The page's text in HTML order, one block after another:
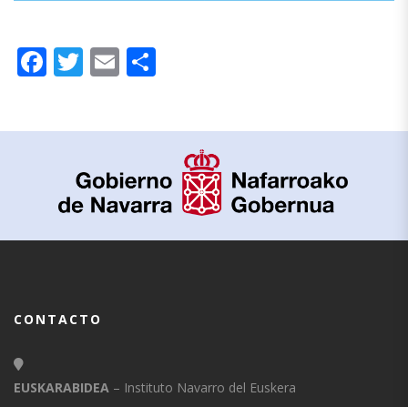
Facebook
Twitter
Email
CONTACTO
EUSKARABIDEA – Instituto Navarro del Euskera